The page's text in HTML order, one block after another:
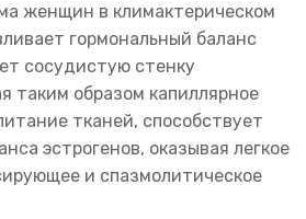
женщин в климактерическом
гормональный баланс
сосудистую стенку
таким образом капиллярное
тканей, способствует
эстрогенов, оказывая легкое
и спазмолитическое